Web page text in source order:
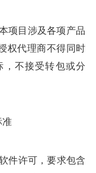
项目涉及各项产品
权代理商不得同时
，不接受转包或分
准
件许可，要求包含